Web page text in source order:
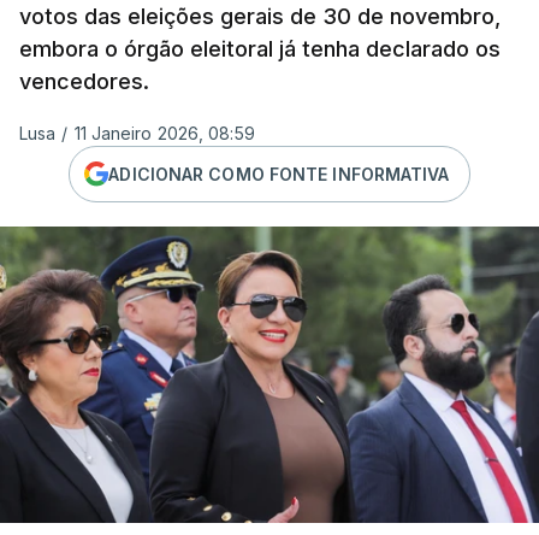
votos das eleições gerais de 30 de novembro,
embora o órgão eleitoral já tenha declarado os
vencedores.
Lusa / 11 Janeiro 2026, 08:59
ADICIONAR COMO FONTE INFORMATIVA